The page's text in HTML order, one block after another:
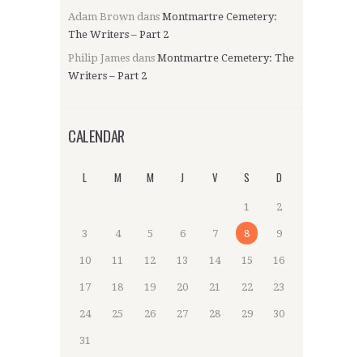
Adam Brown dans Montmartre Cemetery:
The Writers – Part 2
Philip James dans Montmartre Cemetery: The
Writers – Part 2
CALENDAR
L M M J V S D
1 2
3 4 5 6 7 8 9
10 11 12 13 14 15 16
17 18 19 20 21 22 23
24 25 26 27 28 29 30
31